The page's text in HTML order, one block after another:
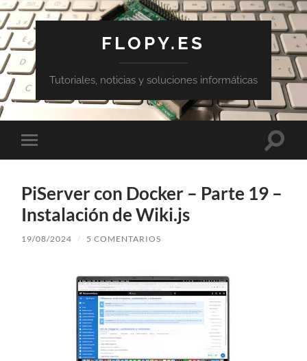
FLOPY.ES
Tutoriales, noticias y soluciones informáticas
Alternar
el
móvil
PiServer con Docker – Parte 19 –
Instalación de Wiki.js
19/08/2024 / 5 COMENTARIOS